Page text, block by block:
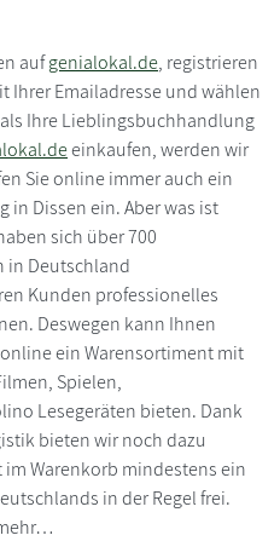
aufgenialokal.de, registrieren
Emailadresse und wählen
Ihre Lieblingsbuchhandlung
einkaufen, werden wir
Sie online immer auch ein
in Dissen ein. Aber was ist
sich über 700
in Deutschland
Kunden professionelles
Deswegen kann Ihnen
ein Warensortiment mit
Spielen,
Lesegeräten bieten. Dank
bieten wir noch dazu
Warenkorb mindestens ein
in der Regel frei.